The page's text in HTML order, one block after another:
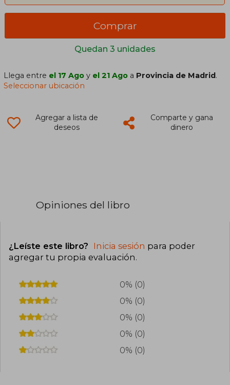
Quedan 3 unidades
Comprar
Llega entre el 17 Ago y el 21 Ago a Provincia de Madrid .
Seleccionar ubicación
Agregar a lista de
deseos
Comparte y gana
dinero
Opiniones del libro
¿Leíste este libro? Inicia sesión para poder
agregar tu propia evaluación.
0% (0)
0% (0)
0% (0)
0% (0)
0% (0)